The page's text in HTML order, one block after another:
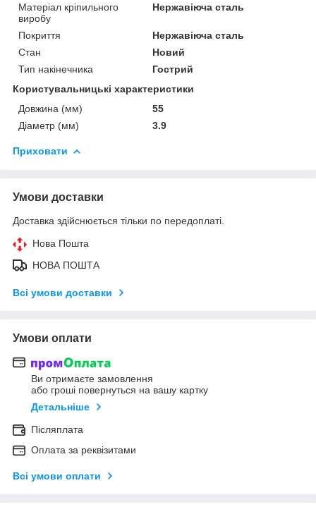
Матеріал кріпильного
виробу
Нержавіюча сталь
Покриття
Нержавіюча сталь
Стан
Новий
Тип накінечника
Гострий
Користувальницькі характеристики
Довжина (мм)
55
Діаметр (мм)
3.9
Приховати
Умови доставки
Доставка здійснюється тільки по передоплаті.
Нова Пошта
НОВА ПОШТА
Всі умови доставки
Умови оплати
Ви отримаєте замовлення
або гроші повернуться на вашу картку
Детальніше
Післяплата
Оплата за реквізитами
Всі умови оплати